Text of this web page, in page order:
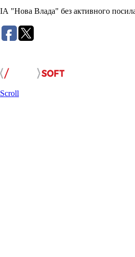
ІА "Нова Влада" без активного
Scroll